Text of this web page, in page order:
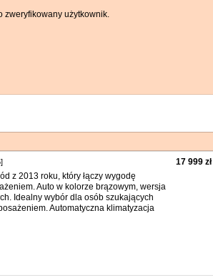
zweryfikowany użytkownik.
z 2013 roku, który łączy wygodę
Auto w kolorze brązowym, wersja
Idealny wybór dla osób szukających
Automatyczna klimatyzacja
17 999 zł